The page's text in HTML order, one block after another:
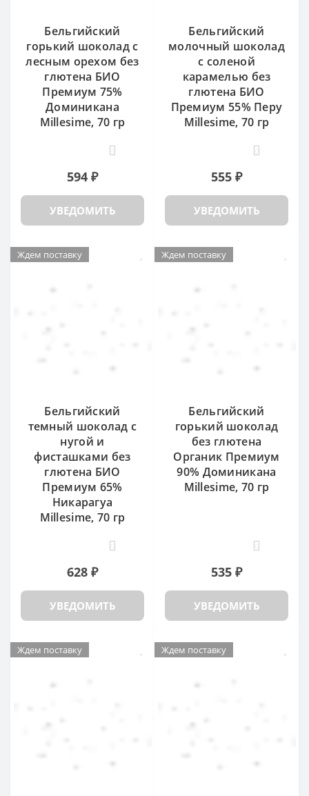
Бельгийский
горький шоколад с
лесным орехом без
глютена БИО
Премиум 75%
Доминикана
Millesime, 70 гр
594 ₽
УВЕДОМИТЬ
Бельгийский
молочный шоколад
с соленой
карамелью без
глютена БИО
Премиум 55% Перу
Millesime, 70 гр
555 ₽
УВЕДОМИТЬ
Ждем поставку
Бельгийский
темный шоколад с
нугой и
фисташками без
глютена БИО
Премиум 65%
Никарагуа
Millesime, 70 гр
628 ₽
УВЕДОМИТЬ
Ждем поставку
Бельгийский
горький шоколад
без глютена
Органик Премиум
90% Доминикана
Millesime, 70 гр
535 ₽
УВЕДОМИТЬ
Ждем поставку Ждем поставку